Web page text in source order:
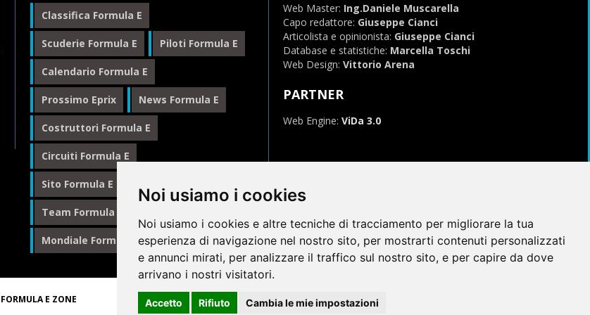
Noi usiamo i cookies
Noi usiamo i cookies e altre tecniche di tracciamento per migliorare la tua
esperienza di navigazione nel nostro sito, per mostrarti contenuti personalizzati
e annunci mirati, per analizzare il traffico sul nostro sito, e per capire da dove
arrivano i nostri visitatori.
Accetto Rifiuto Cambia le mie impostazioni
Classifica Formula E
Scuderie Formula E Piloti Formula E
Calendario Formula E
Prossimo Eprix News Formula E
Costruttori Formula E
Circuiti Formula E
Sito Formula E Italiano
Team Formula E
Mondiale Formula E Formula E
Web Master: Ing.Daniele Muscarella
Capo redattore: Giuseppe Cianci
Articolista e opinionista: Giuseppe Cianci
Database e statistiche: Marcella Toschi
Web Design: Vittorio Arena
PARTNER
Web Engine: ViDa 3.0
FORMULA E ZONE © 1996-2026, tutti i marchi appartengono ai rispettivi proprietari